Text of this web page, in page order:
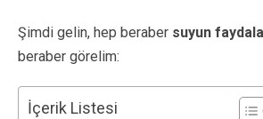
Şimdi gelin, hep beraber suyun
beraber görelim:
İçerik Listesi